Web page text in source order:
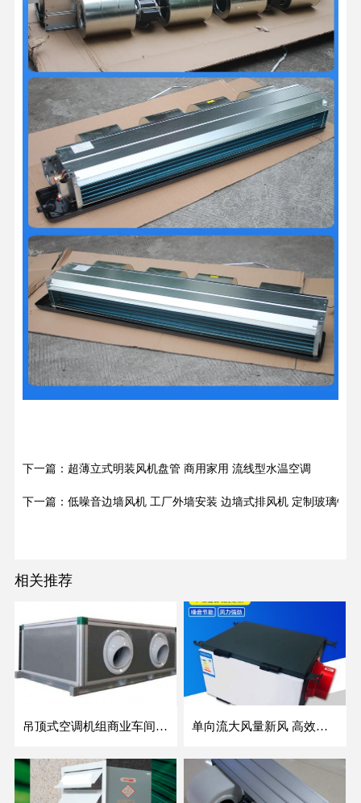
下一篇：超薄立式明装风机盘管 商用家用 流线型水温空调
下一篇：低噪音边墙风机 工厂外墙安装 边墙式排风机 定制玻璃钢
相关推荐
吊顶式空调机组商业车间防爆新风空调器射流冷暖机组 单向流大风量新风 高效除霾全热交换新风机空气净化